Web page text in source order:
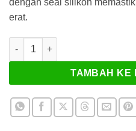
dengan seal silikon
erat.
Kuantitas Anti-Fog Pinlock 70
TAMBAH KE